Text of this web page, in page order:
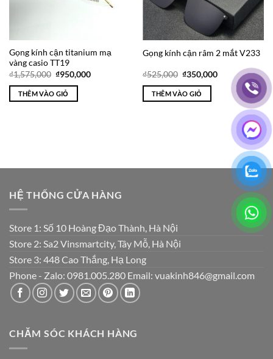
Gọng kính cận titanium mạ
vàng casio TT19
₫1,575,000 Giá
là:
₫1,575,000.
₫950,000Giá
THÊM VÀO GIỎ
Gọng kính cận râm 2 mắt V233
₫525,000 Giá
là:
₫525,000.
₫350,000Giá
hiện
₫350,000.
THÊM VÀO GIỎ
HỆ THỐNG CỬA HÀNG
Store 1: Số 10 Hoàng Đạo Thành, Hà Nội
Store 2: Sa2 Vinsmartcity, Tây Mỗ, Hà Nội
Store 3: 448 Cao Thắng, Hạ Long
Phone - Zalo: 0981.005.280 Email: vuakinh846@gmail.com
CHĂM SÓC KHÁCH HÀNG